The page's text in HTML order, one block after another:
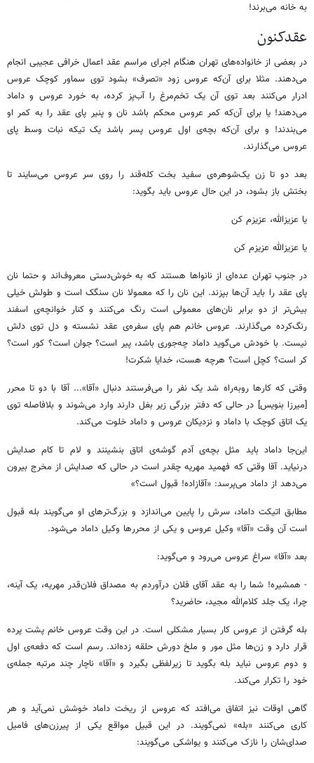
به خانه می‌برند!
عقدکنون
در بعضی از خانواده‌های تهران هنگام اجرای مراسم عقد اعمال خرافی عجیبی انجام
می‌دهند. مثلا برای آن‌که عروس زود «تصرف» بشود توی سماور کوچک عروس
ادرار می‌کنند بعد توی آن یک تخم‌مرغ را آب‌پز کرده، به خورد عروس و داماد
می‌دهند! یا برای آن‌که کمر عروس محکم باشد نان و پنیر پای عقد را به کمر او
می‌بندند! و برای آن‌که بچه‌ی اول عروس پسر باشد یک تیکه نبات وسط پای
عروس می‌گذارند.
بعد دو تا زن یک‌شوهره‌ی سفید بخت کله‌قند را روی سر عروس می‌سایند تا
بختش باز بشود، در این حال عروس باید بگوید:
یا عزیزالله، عزیزم کن
یا عزیزالله عزیزم کن
در جنوب تهران عده‌ای از نانواها هستند که به خوش‌دستی معروف‌اند و حتما نان
پای عقد را باید آن‌ها بپزند. این نان را که معمولا نان سنگک است و طولش خیلی
بیش‌تر از دو برابر نان‌های معمولی است رنگ می‌کنند و کنار خوانچه‌ی اسفند
رنگ‌کرده می‌گذارند. عروس خانم هم پای سفره‌ی عقد نشسته و دل توی دلش
نیست. با خودش می‌گوید داماد چه‌جوری باشد، پیر است؟ جوان است؟ کور است؟
کر است؟ کچل است؟ هرچه هست، خدایا شکرت!
وقتی که کارها روبه‌راه شد یک نفر را می‌فرستند دنبال «آقا»... آقا با دو تا محرر
[میرزا بنویس] در حالی که دفتر بزرگی زیر بغل دارند وارد می‌شوند و بلافاصله توی
یک اتاق کوچک با داماد و نزدیکان عروس و داماد خلوت می‌کند.
این‌جا داماد باید مثل بچه‌ی آدم گوشه‌ی اتاق بنشینند و لام تا کام صدایش
درنیاید. آقا وقتی که فهمید مهریه چقدر است در حالی که صدایش از مخرج بیرون
می‌دهد از داماد می‌پرسد: «آقازاده! قبول است؟»
مطابق اتیکت داماد، سرش را پایین می‌اندازد و بزرگ‌ترهای او می‌گویند بله قبول
است آن وقت «آقا» وکیل عروس و یکی از محررها وکیل داماد می‌شود.
بعد «آقا» سراغ عروس می‌رود و می‌گوید:
- همشیره! شما را به عقد آقای فلان درآوردم به مصداق فلان‌قدر مهریه، یک آینه،
چرا، یک جلد کلام‌الله مجید، حاضرید؟
بله گرفتن از عروس کار بسیار مشکلی است. در این وقت عروس خانم پشت پرده
قرار دارد و زن‌ها مثل مور و ملخ دورش حلقه زده‌اند. رسم است که دفعه‌ی اول
و دوم عروس نباید بله بگوید تا زیرلفظی بگیرد و «آقا» ناچار چند مرتبه جمله‌ی
خود را تکرار می‌کند.
گاهی اوقات نیز اتفاق می‌افتد که عروس از ریخت داماد خوشش نمی‌آید و هر
کاری می‌کنند «بله» نمی‌گویند. در این قبیل مواقع یکی از پیرزن‌های فامیل
صدای‌شان را نازک می‌کنند و یواشکی می‌گویند: